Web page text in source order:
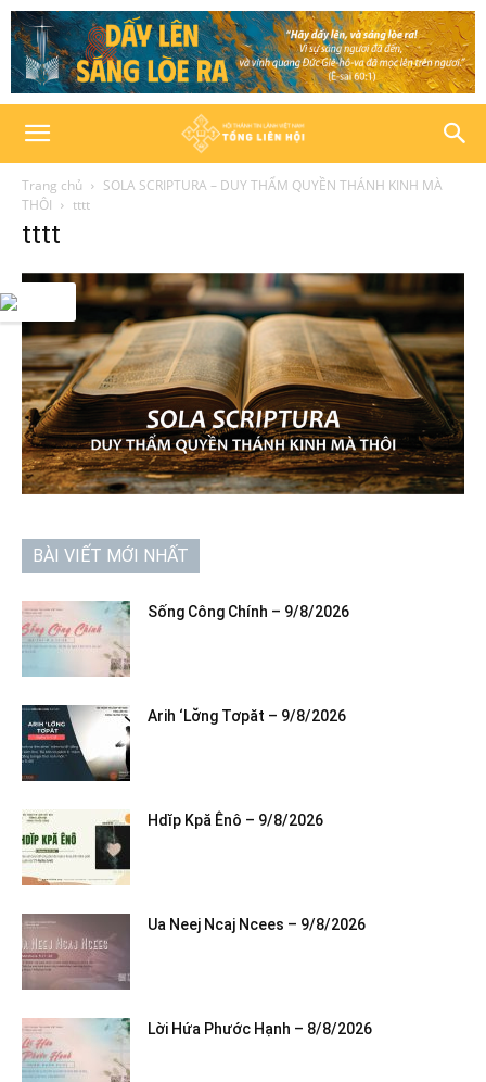
Trang chủ
SOLA SCRIPTURA – DUY THẨM QUYỀN THÁNH KINH MÀ
THÔI
tttt
tttt
BÀI VIẾT MỚI NHẤT
Sống Công Chính – 9/8/2026
Arih ‘Lơ̆ng Tơpăt – 9/8/2026
Hdĭp Kpă Ênô – 9/8/2026
Ua Neej Ncaj Ncees – 9/8/2026
Lời Hứa Phước Hạnh – 8/8/2026